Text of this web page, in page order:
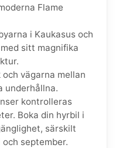
Flame
i Kaukasus och
sitt magnifika
vägarna mellan
underhållna.
kontrolleras
Boka din hyrbil i
särskilt
september.